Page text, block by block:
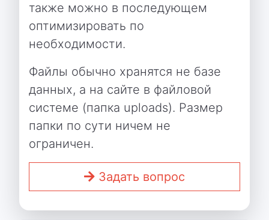
также можно в последующем
оптимизировать по
необходимости.
Файлы обычно хранятся не базе
данных, а на сайте в файловой
системе (папка uploads). Размер
папки по сути ничем не
ограничен.
Задать вопрос